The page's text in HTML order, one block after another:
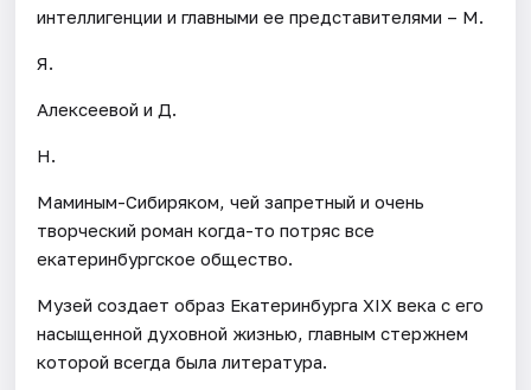
интеллигенции и главными ее представителями – М.
Я.
Алексеевой и Д.
Н.
Маминым-Сибиряком, чей запретный и очень
творческий роман когда-то потряс все
екатеринбургское общество.
Музей создает образ Екатеринбурга XIX века с его
насыщенной духовной жизнью, главным стержнем
которой всегда была литература.